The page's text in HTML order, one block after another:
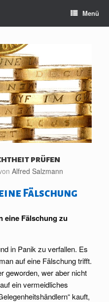
Menü
prüfen
Alfred Salzmann
Fälschung
eine Fälschung zu
in Panik zu verfallen. Es
auf eine Fälschung trifft.
geworden, wer aber nicht
ein vermeidliches
kauft,